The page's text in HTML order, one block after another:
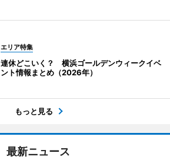
エリア特集
連休どこいく？ 横浜ゴールデンウィークイベ
ント情報まとめ（2026年）
もっと見る
最新ニュース